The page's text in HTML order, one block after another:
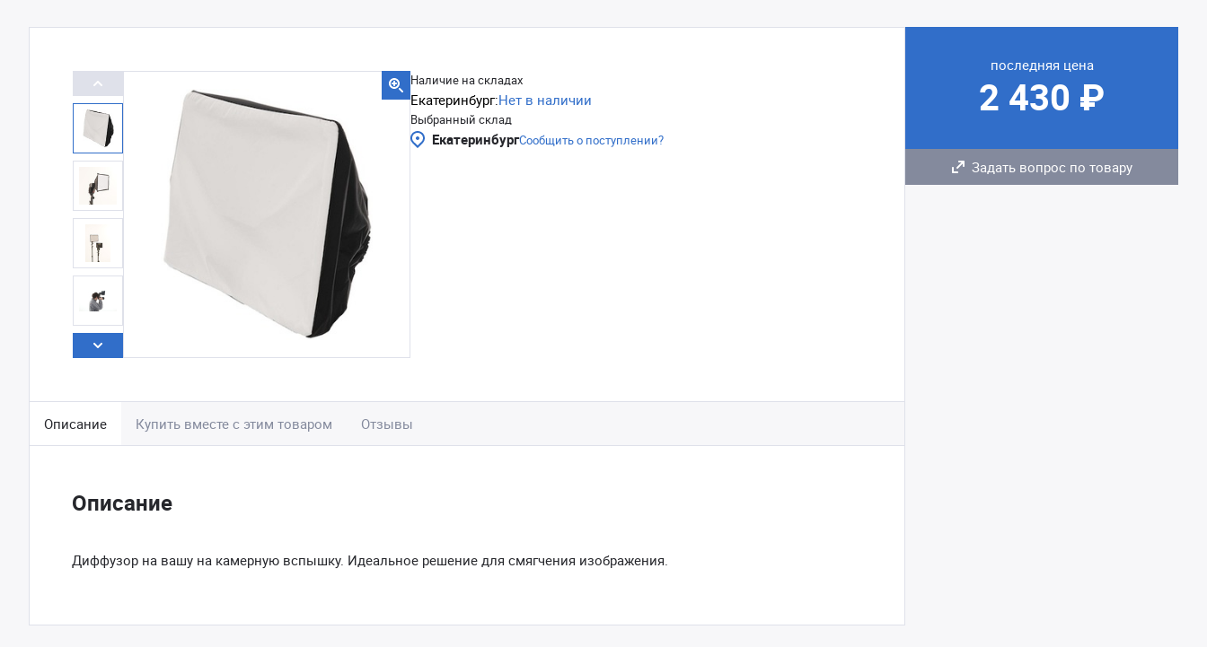
Наличие на складах
Екатеринбург:Нет в наличии
Выбранный склад
ЕкатеринбургСообщить о поступлении?
Описание Купить вместе с этим товаром Отзывы
Описание
Диффузор на вашу на камерную вспышку. Идеальное решение для смягчения изображения.
последняя цена
2 430 ₽
Задать вопрос по товару